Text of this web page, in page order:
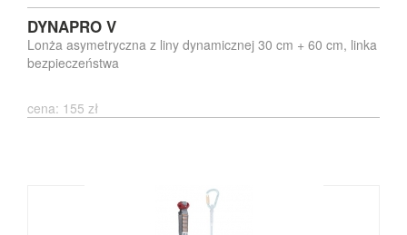
DYNAPRO V
Lonża asymetryczna z liny dynamicznej 30 cm + 60 cm, linka
bezpieczeństwa
cena: 155 zł